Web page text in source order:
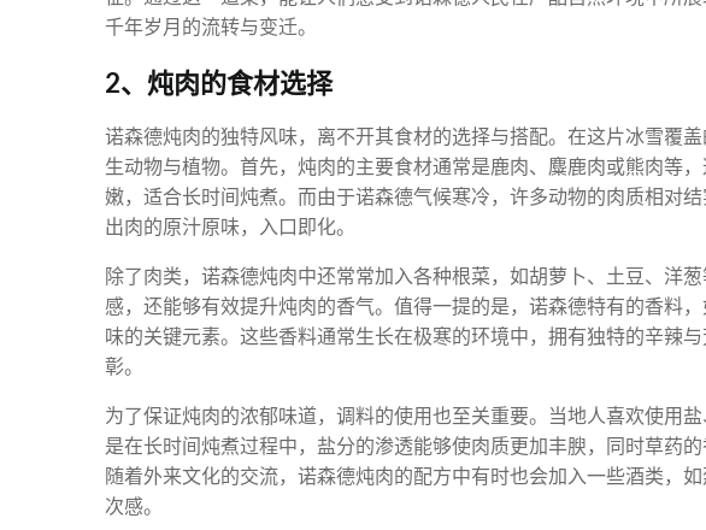
千年岁月的流转与变迁。
2、炖肉的食材选择
诺森德炖肉的独特风味，离不开其食材的选择与搭配。在这片冰雪覆
生动物与植物。首先，炖肉的主要食材通常是鹿肉、麋鹿肉或熊肉等
嫩，适合长时间炖煮。而由于诺森德气候寒冷，许多动物的肉质相对
出肉的原汁原味，入口即化。
除了肉类，诺森德炖肉中还常常加入各种根菜，如胡萝卜、土豆、洋
感，还能够有效提升炖肉的香气。值得一提的是，诺森德特有的香料
味的关键元素。这些香料通常生长在极寒的环境中，拥有独特的辛辣
彰。
为了保证炖肉的浓郁味道，调料的使用也至关重要。当地人喜欢使用
是在长时间炖煮过程中，盐分的渗透能够使肉质更加丰腴，同时草药
随着外来文化的交流，诺森德炖肉的配方中有时也会加入一些酒类，
次感。